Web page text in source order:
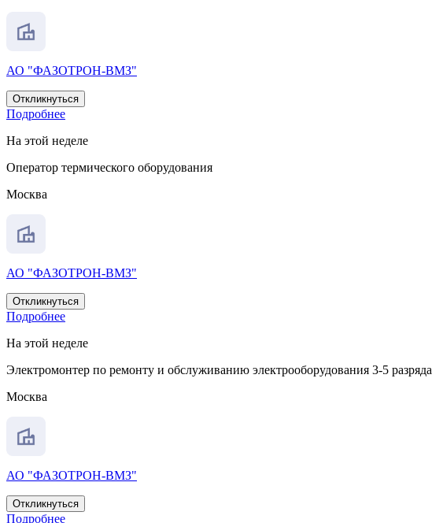
АО "ФАЗОТРОН-ВМЗ"
Откликнуться
Подробнее
На этой неделе
Оператор термического оборудования
Москва
АО "ФАЗОТРОН-ВМЗ"
Откликнуться
Подробнее
На этой неделе
Электромонтер по ремонту и обслуживанию электрооборудования 3-5 разряда
Москва
АО "ФАЗОТРОН-ВМЗ"
Откликнуться
Подробнее